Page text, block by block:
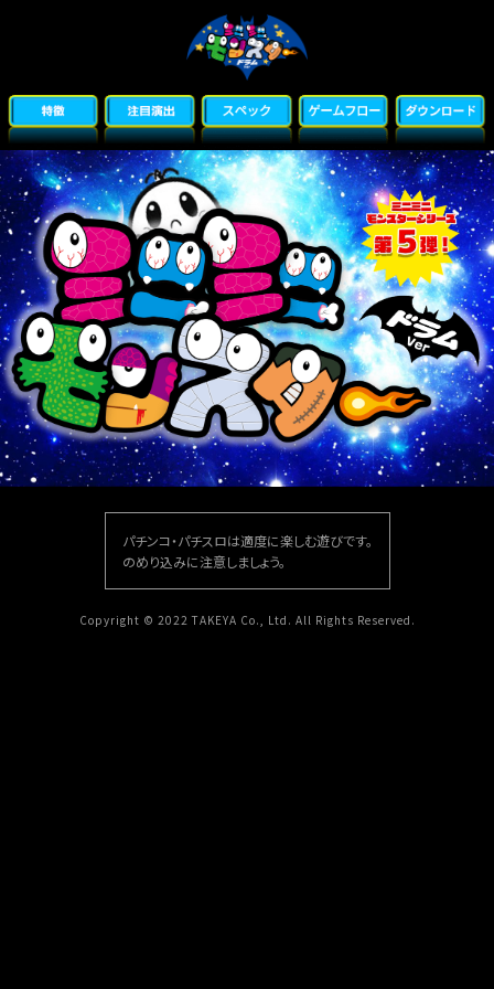
パチンコ・パチスロは適度に楽しむ遊びです。
のめり込みに注意しましょう。
Copyright © 2022 TAKEYA Co., Ltd. All Rights Reserved.